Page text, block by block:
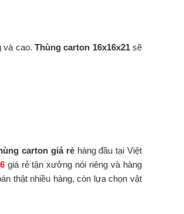
và cao.Thùng carton 16x16x21sẽ
carton giá rẻhàng đầu tại Việt
giá rẻ tận xưởng nói riêng và hàng
thật nhiều hàng, còn lựa chọn vật